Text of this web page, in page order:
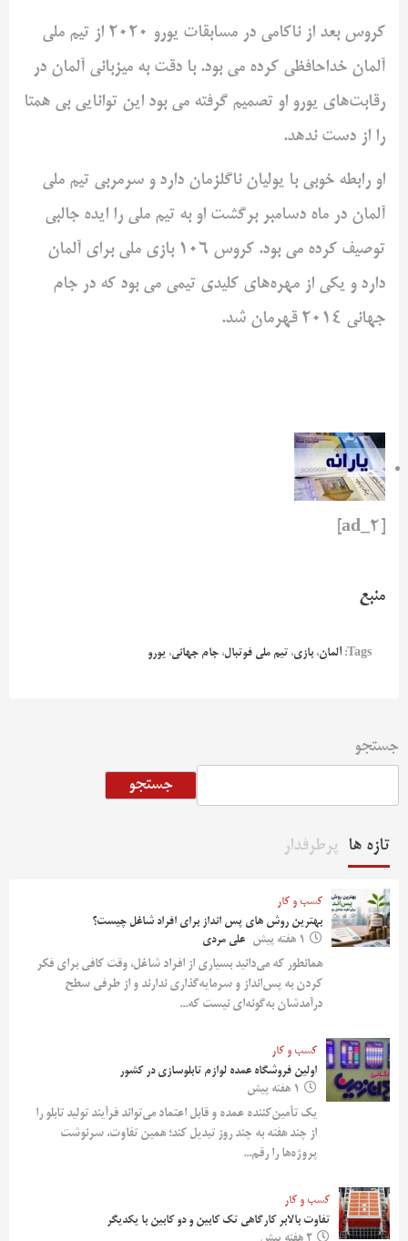
کروس بعد از ناکامی در مسابقات یورو 2020 از تیم ملی
آلمان خداحافظی کرده می بود. با دقت به میزبانی آلمان در
رقابت‌های یورو او تصمیم گرفته می بود این توانایی بی همتا
را از دست ندهد.
او رابطه خوبی با یولیان ناگلزمان دارد و سرمربی تیم ملی
آلمان در ماه دسامبر برگشت او به تیم ملی را ایده جالبی
توصیف کرده می بود. کروس 106 بازی ملی برای آلمان
دارد و یکی از مهره‌های کلیدی تیمی می بود که در جام
جهانی 2014 قهرمان شد.
منبع
Tags: آلمان، بازی، تیم ملی فوتبال، جام جهانی، یورو
جستجو
جستجو
تازه ها پرطرفدار
کسب و کار
بهترین روش‌ های پس‌ انداز برای افراد شاغل چیست؟
1 هفته پیش
علی مردی
همانطور که می‌دانید بسیاری از افراد شاغل، وقت کافی برای فکر
کردن به پس‌انداز و سرمایه‌گذاری ندارند و از طرفی سطح
درآمدشان به‌گونه‌ای نیست که...
کسب و کار
اولین فروشگاه عمده لوازم تابلوسازی در کشور
1 هفته پیش
یک تأمین‌کننده عمده و قابل اعتماد می‌تواند فرآیند تولید تابلو را
از چند هفته به چند روز تبدیل کند؛ همین تفاوت، سرنوشت
پروژه‌ها را رقم...
کسب و کار
تفاوت بالابر کارگاهی تک کابین و دو کابین با یکدیگر